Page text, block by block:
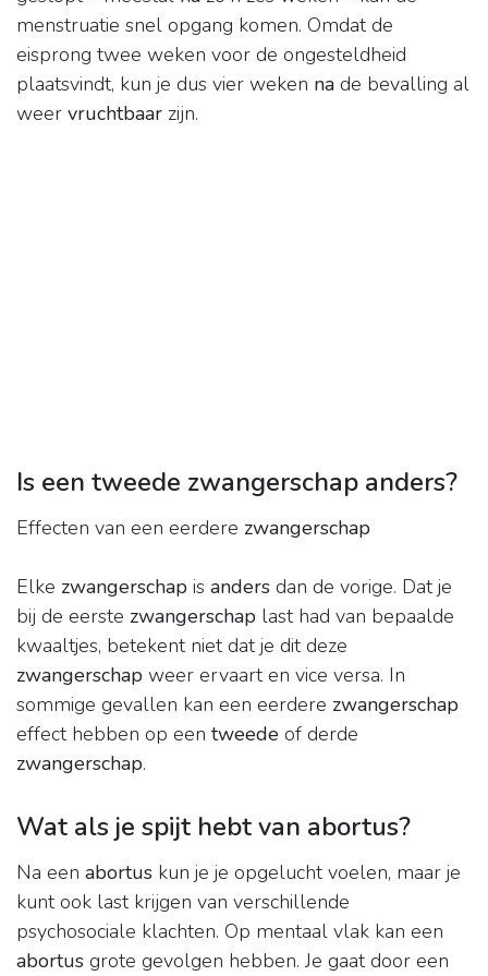
menstruatie snel opgang komen. Omdat de
eisprong twee weken voor de ongesteldheid
plaatsvindt, kun je dus vier weken na de bevalling al
weer vruchtbaar zijn.
Is een tweede zwangerschap anders?
Effecten van een eerdere zwangerschap
Elke zwangerschap is anders dan de vorige. Dat je
bij de eerste zwangerschap last had van bepaalde
kwaaltjes, betekent niet dat je dit deze
zwangerschap weer ervaart en vice versa. In
sommige gevallen kan een eerdere zwangerschap
effect hebben op een tweede of derde
zwangerschap.
Wat als je spijt hebt van abortus?
Na een abortus kun je je opgelucht voelen, maar je
kunt ook last krijgen van verschillende
psychosociale klachten. Op mentaal vlak kan een
abortus grote gevolgen hebben. Je gaat door een